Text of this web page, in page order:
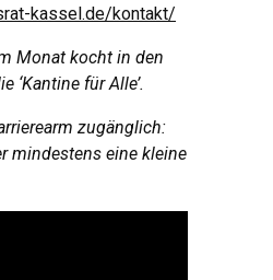
kassel.de/kontakt/
Monat kocht in den
‘Kantine für Alle’.
zugänglich:
mindestens eine kleine